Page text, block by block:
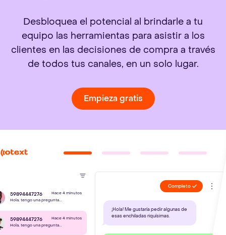
Desbloquea el potencial al brindarle a tu
equipo las herramientas para asistir a los
clientes en las decisiones de compra a través
de todos tus canales, en un solo lugar.
Empieza gratis
Hace 4 minutos
59894447276
Hola, tengo una pregunta...
Hace 4 minutos
59894447276
Hola, tengo una pregunta...
Completo
¡Hola! Me gustaría pedir algunas de
esas enchiladas riquísimas.